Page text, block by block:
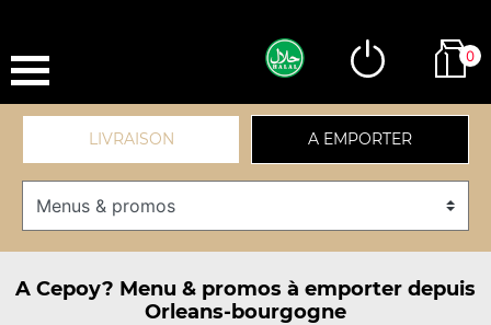
0
LIVRAISON A EMPORTER
A Cepoy? Menu & promos à emporter depuis
Orleans-bourgogne